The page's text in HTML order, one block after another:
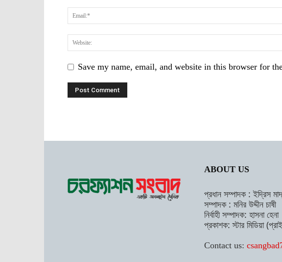
Save my name, email, and website in this browser for
ABOUT US
প্রধান সম্পাদক : ইদ্রিস
সম্পাদক : মনির উদ্দীন চাষী
নির্বাহী সম্পাদক: হাসনা হেনা
প্রকাশক: স্টার মিডিয়া
Contact us: